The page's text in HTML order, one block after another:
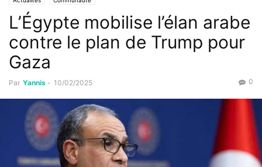
L’Égypte mobilise l’élan arabe
contre le plan de Trump pour
Gaza
Par Yannis - 10/02/2025 0